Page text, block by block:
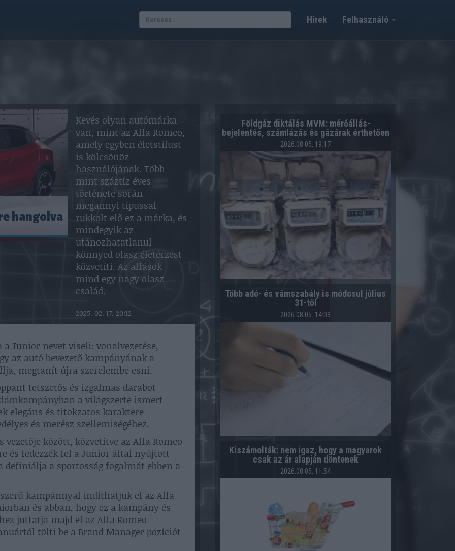
Felhasználó
Hírek
hangolva
Kevés olyan autómárka
van, mint az Alfa Romeo,
amely egyben életstílust
is kölcsönöz
használójának. Több
mint száztíz éves
története során
megannyi típussal
rukkolt elő ez a márka, és
mindegyik az
utánozhatatlanul
könnyed olasz életérzést
közvetíti. Az alfások
mind egy nagy olasz
család.
2025. 02. 17. 20:12
Junior nevet viseli: vonalvezetése,
az autó bevezető kampányának a
megtanít újra szerelembe esni.
tetszetős és izgalmas darabot
a világszerte ismert
elegáns és titokzatos karaktere
és merész szellemiségéhez.
között, közvetítve az Alfa Romeo
és fedezzék fel a Junior által nyújtott
a sportosság fogalmát ebben a
kampánnyal indíthatjuk el az Alfa
és abban, hogy ez a kampány és
juttatja majd el az Alfa Romeo
tölti be a Brand Manager pozíciót
Földgáz diktálás MVM: mérőállás-
bejelentés, számlázás és gázárak érthetően
2026.08.05. 19:17
Több adó- és vámszabály is módosul július
31-től
2026.08.05. 14:03
Kiszámolták: nem igaz, hogy a magyarok
csak az ár alapján döntenek
2026.08.05. 11:54